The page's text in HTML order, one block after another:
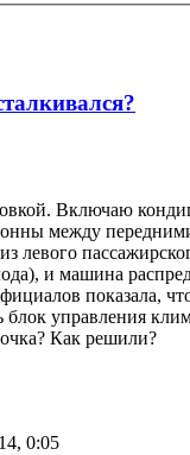
Включаю
между
левого
и машина
показала,
блок управления
Как решили?
0:05